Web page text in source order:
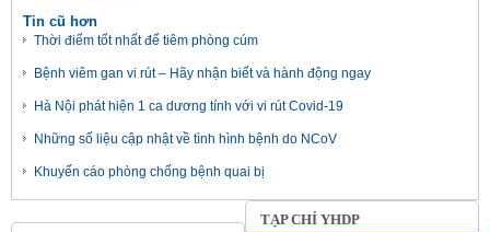
Tin cũ hơn
Thời điểm tốt nhất để tiêm phòng cúm
Bệnh viêm gan vi rút – Hãy nhận biết và hành động ngay
Hà Nội phát hiện 1 ca dương tính với vi rút Covid-19
Những số liệu cập nhật về tình hình bệnh do NCoV
Khuyến cáo phòng chống bệnh quai bị
TẠP CHÍ YHDP